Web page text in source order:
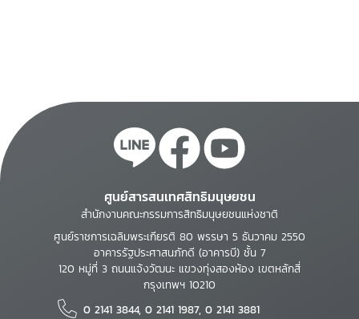
ศูนย์สารสนเทศสิทธิมนุษยชน
สำนักงานคณะกรรมการสิทธิมนุษยชนแห่งชาติ
ศูนย์ราชการเฉลิมพระเกียรติ 80 พรรษา 5 ธันวาคม 2550
อาคารรัฐประศาสนภักดี (อาคารบี) ชั้น 7
120 หมู่ที่ 3 ถนนแจ้งวัฒนะ แขวงทุ่งสองห้อง เขตหลักสี่
กรุงเทพฯ 10210
0 2141 3844, 0 2141 1987, 0 2141 3881